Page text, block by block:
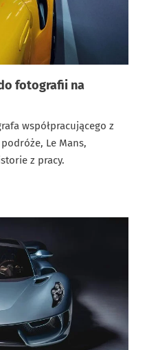
fotografii na
współpracującego z
Le Mans,
z pracy.